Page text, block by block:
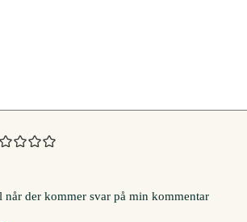
når der kommer svar på min kommentar